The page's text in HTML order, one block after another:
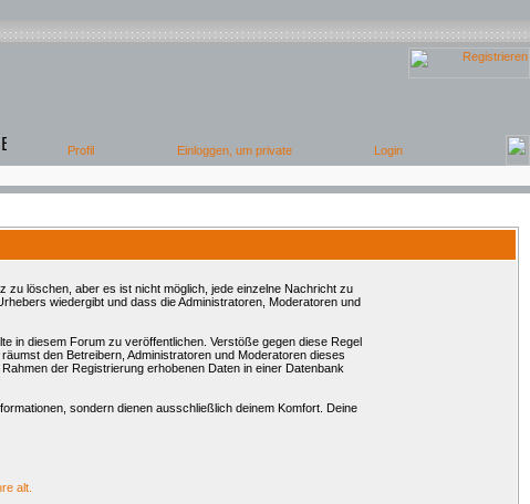
zu löschen, aber es ist nicht möglich, jede einzelne Nachricht zu
wiedergibt und dass die Administratoren, Moderatoren und
in diesem Forum zu veröffentlichen. Verstöße gegen diese Regel
den Betreibern, Administratoren und Moderatoren dieses
der Registrierung erhobenen Daten in einer Datenbank
sondern dienen ausschließlich deinem Komfort. Deine
alt.